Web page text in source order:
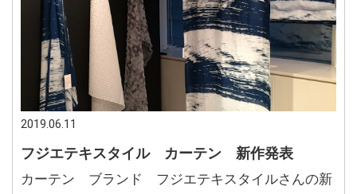
2019.06.11
フジエテキスタイル カーテン 新作発表
カーテン ブランド フジエテキスタイルさんの新